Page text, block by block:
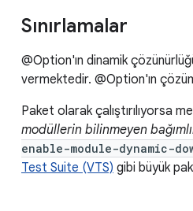
Sınırlamalar
@Option'ın dinamik
vermektedir. @Option'ın
Paket olarak çalıştırılıyorsa
modüllerin bilinmeyen
enable-module-dynamic-
Test Suite (VTS) gibi büyük